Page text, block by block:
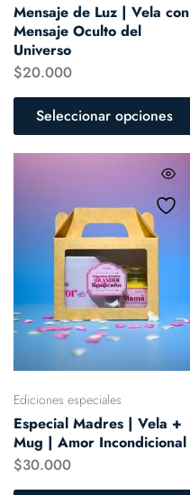
Mensaje de Luz | Vela con
Mensaje Oculto del
Universo
$20.000
Seleccionar opciones
Ediciones especiales
Especial Madres | Vela +
Mug | Amor Incondicional
$30.000